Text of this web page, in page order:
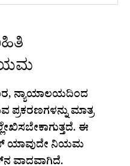
ನ್ಯಾಯಾಲಯದಿಂದ
ಪ್ರಕರಣಗಳನ್ನು ಮಾತ್ರ
ಈ
ಯಾವುದೇ ನಿಯಮ